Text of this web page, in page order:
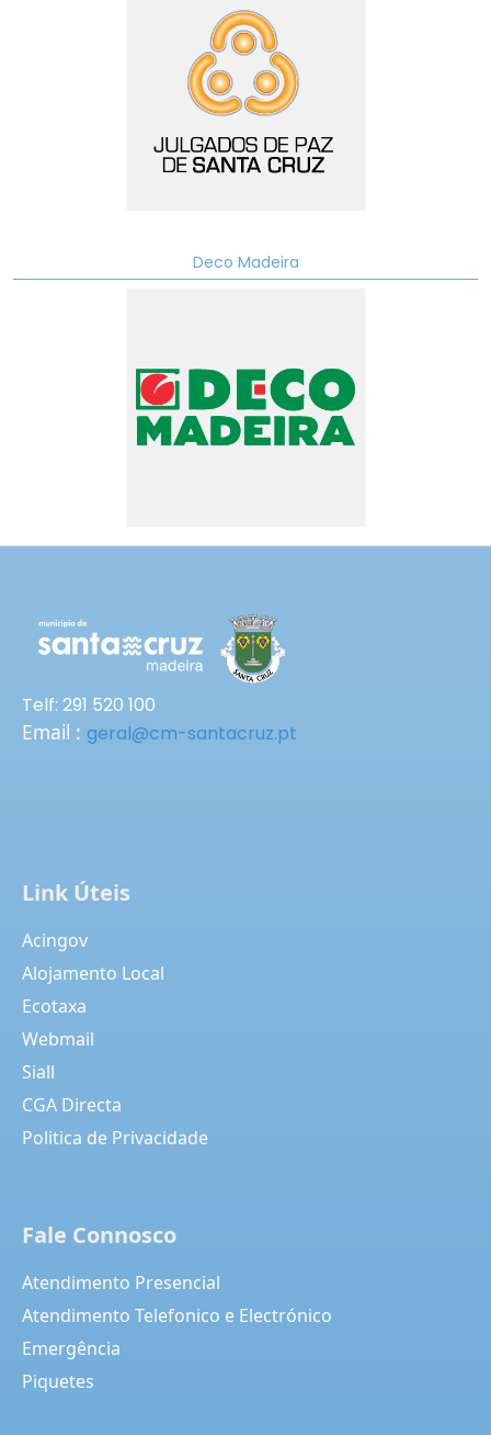
Deco Madeira
Telf: 291 520 100
Email : geral@cm-santacruz.pt
Link Úteis
Acingov
Alojamento Local
Ecotaxa
Webmail
Siall
CGA Directa
Politica de Privacidade
Fale Connosco
Atendimento Presencial
Atendimento Telefonico e Electrónico
Emergência
Piquetes